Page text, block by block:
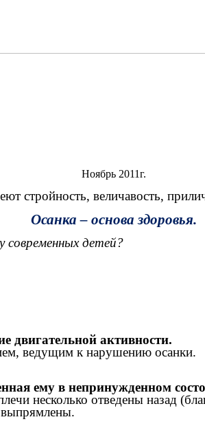
Ноябрь 2011г.
стройность, величавость,
Осанка – основа здоровья.
современных детей?
двигательной активности.
ведущим к нарушению осанки.
ему в непринужденном
несколько отведены назад
выпрямлены.